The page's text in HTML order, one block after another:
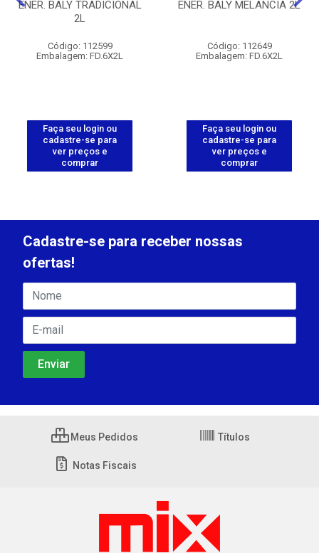
ENER. BALY TRADICIONAL
2L
Código: 112599
Embalagem: FD.6X2L
Faça seu login ou
cadastre-se para
ver preços e
comprar
ENER. BALY MELANCIA 2L
Código: 112649
Embalagem: FD.6X2L
Faça seu login ou
cadastre-se para
ver preços e
comprar
Cadastre-se para receber nossas
ofertas!
Meus Pedidos Títulos
Notas Fiscais